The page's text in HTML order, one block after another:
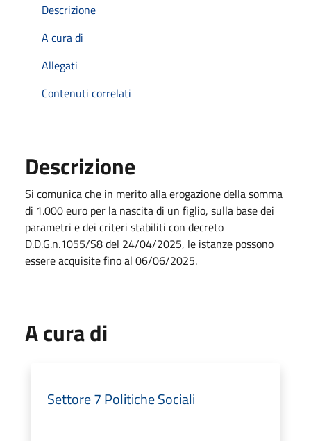
Descrizione
A cura di
Allegati
Contenuti correlati
Descrizione
Si comunica che in merito alla erogazione della somma
di 1.000 euro per la nascita di un figlio, sulla base dei
parametri e dei criteri stabiliti con decreto
D.D.G.n.1055/S8 del 24/04/2025, le istanze possono
essere acquisite fino al 06/06/2025.
A cura di
Settore 7 Politiche Sociali